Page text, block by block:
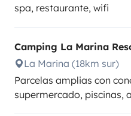
spa, restaurante, wifi
Camping La Marina
La Marina (18km sur)
Parcelas amplias con
supermercado, piscinas,